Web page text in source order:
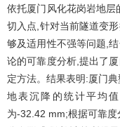
依托厦门风化花岗岩地
切入点,针对当前隧道变
够及适用性不强等问题,
论的可靠度分析,提出了
定方法。结果表明:厦门
地表沉降的统计平均
为-32.42 mm;根据可靠